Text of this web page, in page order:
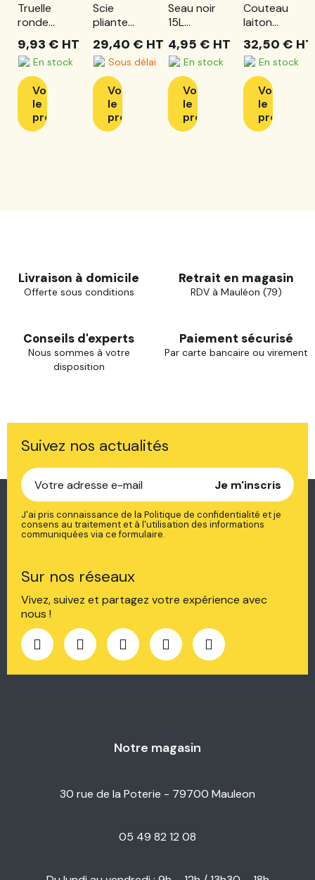
Truelle
ronde
manche
bois 18cm
9,93 € HT
En stock
Voir
le
produit
Scie
pliante
Felco 600
29,40 € HT
Sous délai
Voir
le
produit
Seau noir
15L
BOISSINOT
ELEVAGE
4,95 € HT
En stock
Voir
le
produit
Couteau
laiton
coursolle
105mm 1
lame et 1
tire-
bouchon
32,50 € HT
En stock
Voir
le
produit
Livraison à domicile
Offerte sous conditions
Retrait en magasin
RDV à Mauléon (79)
Conseils d'experts
Nous sommes à votre
disposition
Paiement sécurisé
Par carte bancaire ou virement
Suivez nos actualités
Je m'inscris
J'ai pris connaissance de la Politique de confidentialité et je
consens au traitement et à l'utilisation des informations
communiquées via ce formulaire.
Sur nos réseaux
Vivez, suivez et partagez votre expérience avec
nous !
Notre magasin
30 rue de la Poterie - 79700 Mauleon
05 49 82 12 08